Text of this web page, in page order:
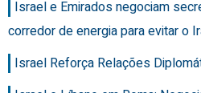
Israel e Emirados negociam
corredor de energia para evitar o
Israel Reforça Relações